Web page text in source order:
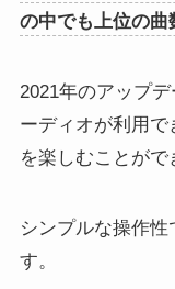
の中でも上位の曲
2021年のアップ
ーディオが利用
を楽しむことがで
シンプルな操作
す。